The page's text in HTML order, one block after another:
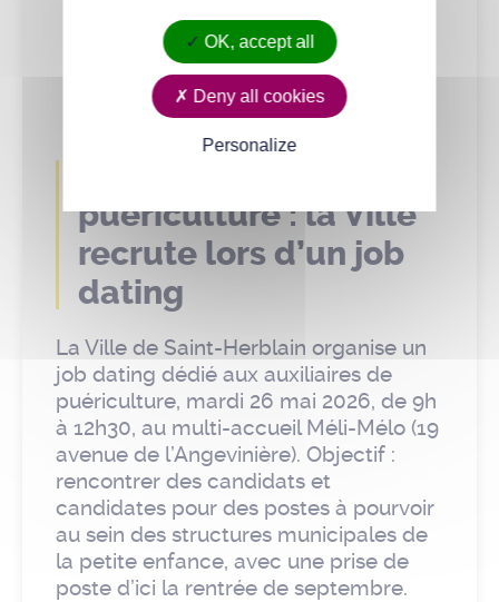
puériculture : la Ville
recrute lors d’un job
dating
La Ville de Saint-Herblain organise un
job dating dédié aux auxiliaires de
puériculture, mardi 26 mai 2026, de 9h
à 12h30, au multi-accueil Méli-Mélo (19
avenue de l’Angevinière). Objectif :
rencontrer des candidats et
candidates pour des postes à pourvoir
au sein des structures municipales de
la petite enfance, avec une prise de
poste d’ici la rentrée de septembre.
OK, accept all
Deny all cookies
Personalize